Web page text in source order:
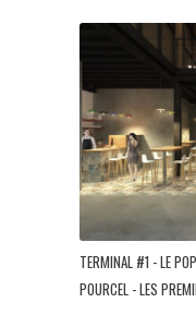
TERMINAL #1 - LE
POURCEL - LES